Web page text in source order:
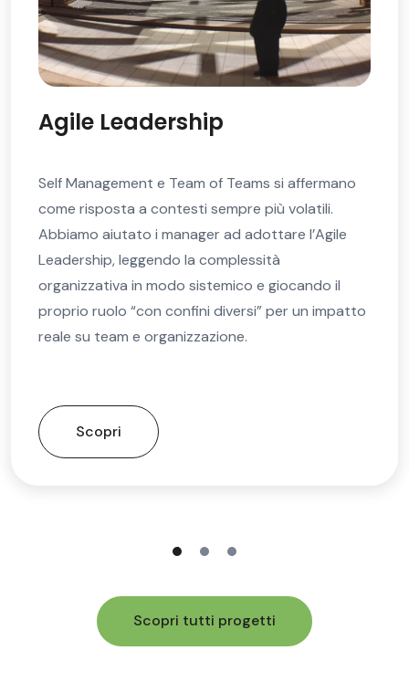
impatto
Nuovi modelli di
Abbiamo ridisegnato sistemi di Talent e
Performance Management coerenti
modelli organizzativi, partendo dal
partenza specifico di ogni
integrando i paradigmi di management
tecnologie digitali. Quelli che seguono
esempi del nostro approccio in aziende
Scopri tutti progetti